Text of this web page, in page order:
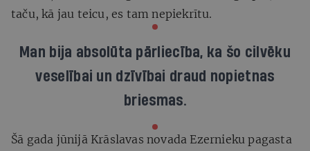
taču, kā jau teicu, es tam nepiekrītu.
Man bija absolūta pārliecība, ka šo cilvēku
veselībai un dzīvībai draud nopietnas
briesmas.
Šā gada jūnijā Krāslavas novada Ezernieku pagasta